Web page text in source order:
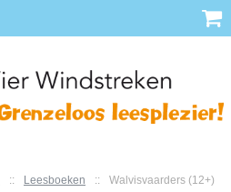
:: Leesboeken :: Walvisvaarders (12+)